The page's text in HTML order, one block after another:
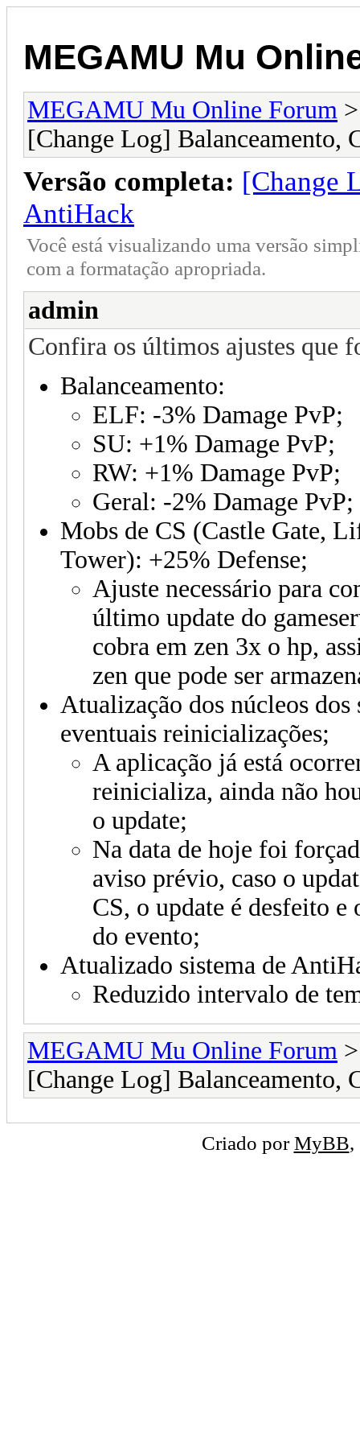
MEGAMU Mu
MEGAMU Mu Online Forum
[Change Log] Balanceamento,
Versão completa: [Change
AntiHack
Você está visualizando uma versão
com a formatação apropriada.
admin
Confira os últimos ajustes que
Balanceamento:
ELF: -3% Damage PvP;
SU: +1% Damage PvP;
RW: +1% Damage PvP;
Geral: -2% Damage PvP;
Mobs de CS (Castle Gate,
Tower): +25% Defense;
Ajuste necessário para
último update do
cobra em zen 3x o hp,
zen que pode ser
Atualização dos núcleos
eventuais reinicializações;
A aplicação já está
reinicializa, ainda não
o update;
Na data de hoje foi
aviso prévio, caso o
CS, o update é desfeito
do evento;
Atualizado sistema de
Reduzido intervalo de
MEGAMU Mu Online Forum
[Change Log] Balanceamento,
Criado porMyBB,